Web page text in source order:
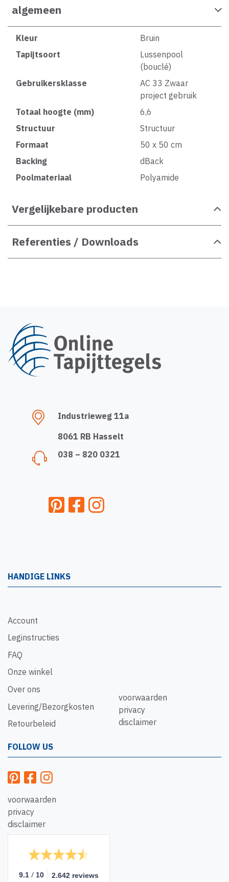
algemeen
Kleur
Bruin
Tapijtsoort
Lussenpool
(bouclé)
Gebruikersklasse
AC 33 Zwaar
project gebruik
Totaal hoogte (mm)
6,6
Structuur
Structuur
Formaat
50 x 50 cm
Backing
dBack
Poolmateriaal
Polyamide
Vergelijkebare producten
Referenties / Downloads
Industrieweg 11a
8061 RB Hasselt
038 – 820 0321
HANDIGE LINKS
Account
Leginstructies
FAQ
Onze winkel
Over ons
Levering/Bezorgkosten
Retourbeleid
voorwaarden
privacy
disclaimer
FOLLOW US
voorwaarden
privacy
disclaimer
9.1 / 10 2.642 reviews